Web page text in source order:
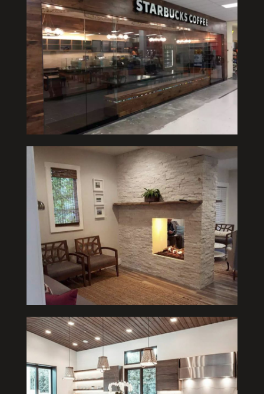
Starbuck
Servicios de Remodelación
Personalizado
Cocina 1